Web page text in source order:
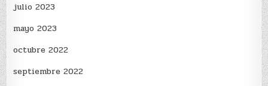
julio 2023
mayo 2023
octubre 2022
septiembre 2022